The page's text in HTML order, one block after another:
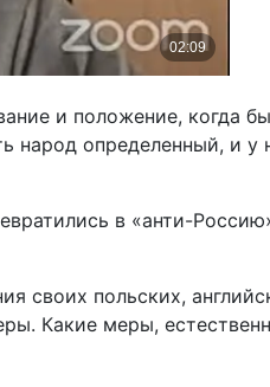
и положение, когда
народ определенный, и
в «анти-
своих польских,
Какие меры,